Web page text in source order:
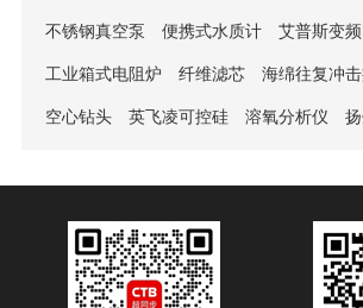
不锈钢真空泵 便携式水质计 艾普斯变
工业箱式电阻炉 纤维滤芯 海绵往复冲
空心钻头 英飞凌可控硅 溶氧分析仪